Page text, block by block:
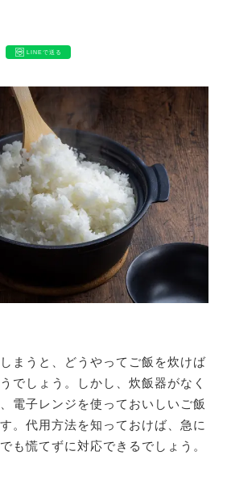
LINEで送る
まうと、どうやってご飯を炊けば
でしょう。しかし、炊飯器がなく
電子レンジを使っておいしいご飯
。代用方法を知っておけば、急に
も慌てずに対応できるでしょう。